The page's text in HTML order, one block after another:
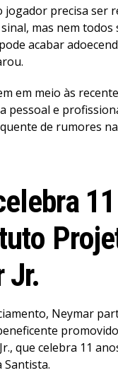
jogador precisa ser
mas nem todos
acabar
em meio às
pessoal e
de rumores
Jr.
Neymar
que celebra 11
Santista.